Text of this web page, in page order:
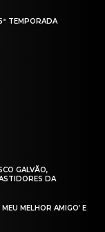
TEMPORADA
GALVÃO,
DA
MELHOR AMIGO’ E